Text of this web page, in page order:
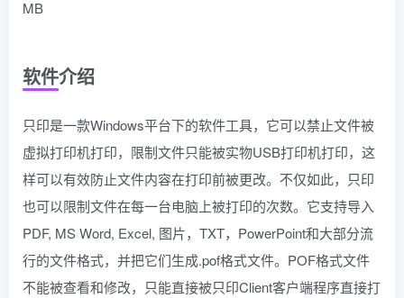
MB
软件介绍
只印是一款Windows平台下的软件工具，它可以禁止文件被
虚拟打印机打印，限制文件只能被实物USB打印机打印，这
样可以有效防止文件内容在打印前被更改。不仅如此，只印
也可以限制文件在每一台电脑上被打印的次数。它支持导入
PDF, MS Word, Excel, 图片，TXT，PowerPoint和大部分流
行的文件格式，并把它们生成.pof格式文件。POF格式文件
不能被查看和修改，只能直接被只印Client客户端程序直接打